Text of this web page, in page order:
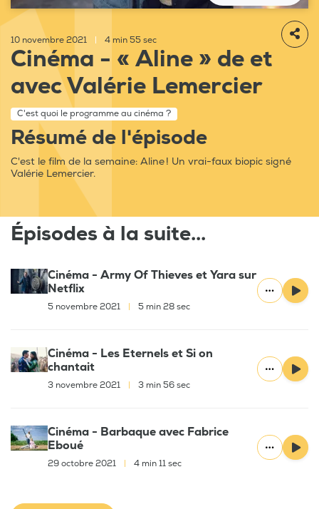
10 novembre 2021 4 min 55 sec
Cinéma - « Aline » de et
avec Valérie Lemercier
C'est quoi le programme au cinéma ?
Résumé de l'épisode
C'est le film de la semaine: Aline ! Un vrai-faux biopic signé
Valérie Lemercier.
Épisodes à la suite...
Cinéma - Army Of Thieves et Yara sur
Netflix
5 novembre 2021 5 min 28 sec
Cinéma - Les Eternels et Si on
chantait
3 novembre 2021 3 min 56 sec
Cinéma - Barbaque avec Fabrice
Eboué
29 octobre 2021 4 min 11 sec